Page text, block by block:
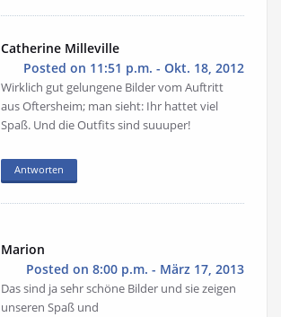
Catherine Milleville
Posted on 11:51 p.m. - Okt. 18, 2012
Wirklich gut gelungene Bilder vom Auftritt
aus Oftersheim; man sieht: Ihr hattet viel
Spaß. Und die Outfits sind suuuper!
Antworten
Marion
Posted on 8:00 p.m. - März 17, 2013
Das sind ja sehr schöne Bilder und sie zeigen
unseren Spaß und